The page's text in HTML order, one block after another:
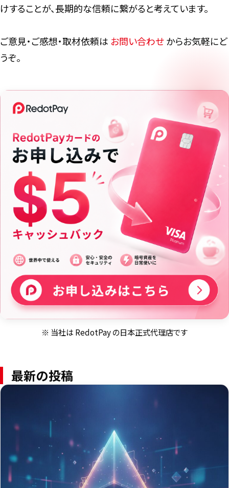
けすることが、長期的な信頼に繋がると考えています。
ご意見・ご感想・取材依頼は お問い合わせからお気軽にど
うぞ。
※ 当社は RedotPay の日本正式代理店です
最新の投稿